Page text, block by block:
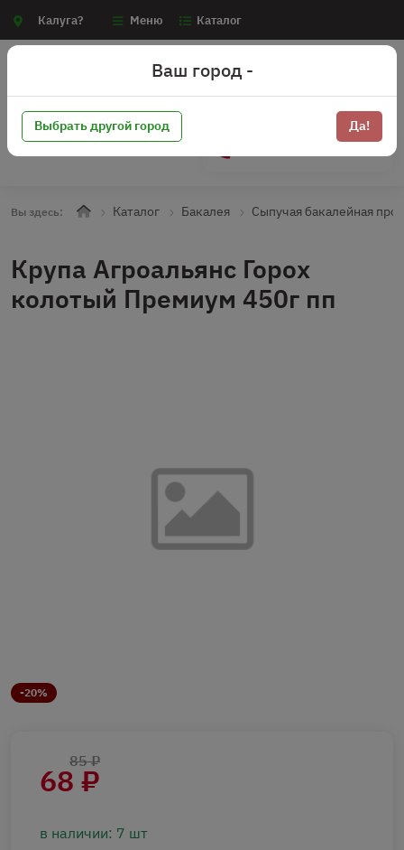
Калуга? Меню Каталог
Вы здесь: Каталог Бакалея Сыпучая бакалейная
Крупа Агроальянс Горох
колотый Премиум 450г пп
-20%
68 ₽
85 ₽
в наличии: 7 шт
Ваш город -
Выбрать другой город Да!